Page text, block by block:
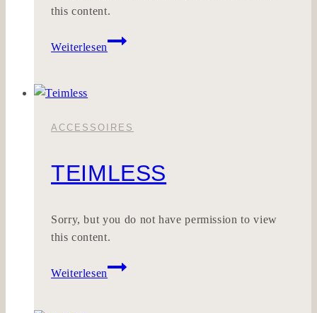
this content.
Weiterlesen
Heartquit
ACCESSOIRES
TEIMLESS
Sorry, but you do not have permission to view
this content.
Weiterlesen
Teimless